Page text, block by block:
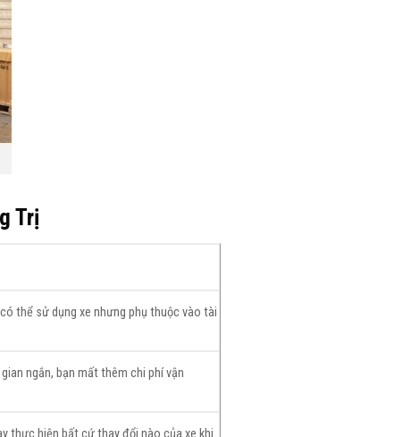
Trị
thể sử dụng xe nhưng phụ thuộc vào tài
ngắn, bạn mất thêm chi phí vận